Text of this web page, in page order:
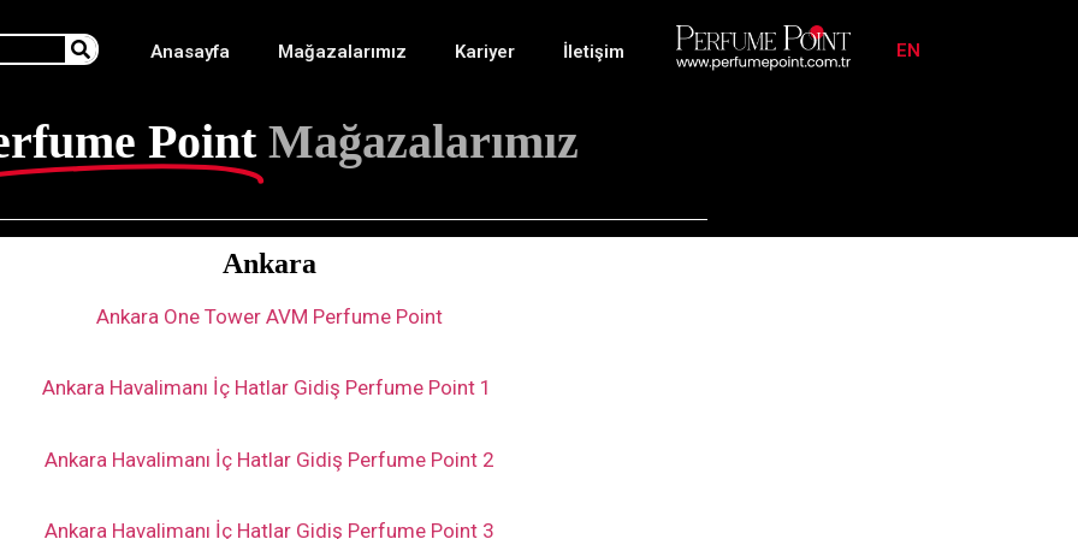
Anasayfa Mağazalarımız Kariyer İletişim EN
Point Mağazalarımız
Ankara
Ankara One Tower AVM Perfume Point
Ankara Havalimanı İç Hatlar Gidiş Perfume Point 1
Ankara Havalimanı İç Hatlar Gidiş Perfume Point 2
Ankara Havalimanı İç Hatlar Gidiş Perfume Point 3